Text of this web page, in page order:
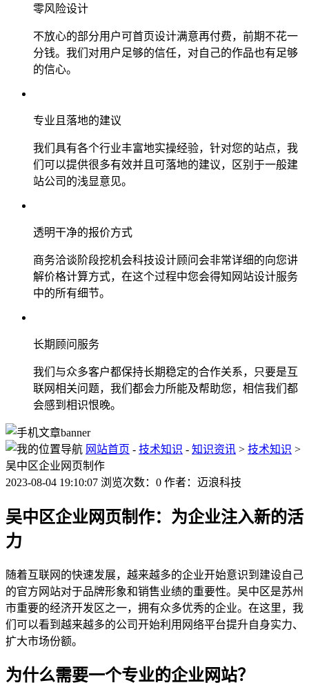
零风险设计
不放心的部分用户可首页设计满意再付费，前期不花一
分钱。我们对用户足够的信任，对自己的作品也有足够
的信心。
专业且落地的建议
我们具有各个行业丰富地实操经验，针对您的站点，我
们可以提供很多有效并且可落地的建议，区别于一般建
站公司的浅显意见。
透明干净的报价方式
商务洽谈阶段挖机会科技设计顾问会非常详细的向您讲
解价格计算方式，在这个过程中您会得知网站设计服务
中的所有细节。
长期顾问服务
我们与众多客户都保持长期稳定的合作关系，只要是互
联网相关问题，我们都会力所能及帮助您，相信我们都
会感到相识恨晚。
网站首页 - 技术知识 - 知识资讯 > 技术知识 >
吴中区企业网页制作
2023-08-04 19:10:07 浏览次数：0 作者：迈浪科技
吴中区企业网页制作：为企业注入新的活
力
随着互联网的快速发展，越来越多的企业开始意识到建设自己
的官方网站对于品牌形象和销售业绩的重要性。吴中区是苏州
市重要的经济开发区之一，拥有众多优秀的企业。在这里，我
们可以看到越来越多的公司开始利用网络平台提升自身实力、
扩大市场份额。
为什么需要一个专业的企业网站？